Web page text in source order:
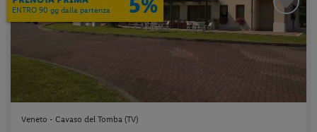
ENTRO 90 gg dalla partenza
Veneto - Cavaso del Tomba (TV)